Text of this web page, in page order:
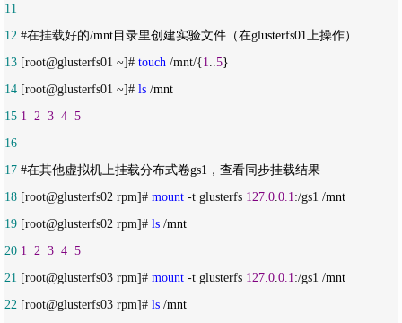
11
12 #在挂载好的/
13 [root@glusterfs01 ~]# touch /mnt/{1 5
14 [root@glusterfs01 ~]# ls /
15 1 2 3 4 5
16
17
18 [root@glusterfs02 rpm]# mount -t glusterfs 127.0 0.1 :/gs1 /
19 [root@glusterfs02 rpm]# ls /
20 1 2 3 4 5
21 [root@glusterfs03 rpm]# mount -t glusterfs 127.0 0.1 :/gs1 /
22 [root@glusterfs03 rpm]# ls /